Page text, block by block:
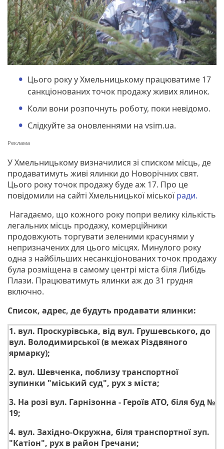
Цього року у Хмельницькому працюватиме 17
санкціонованих точок продажу живих ялинок.
Коли вони розпочнуть роботу, поки невідомо.
Слідкуйте за оновленнями на vsim.ua.
У Хмельницькому визначилися зі списком місць, де
продаватимуть живі ялинки до Новорічних свят.
Цього року точок продажу буде аж 17. Про це
повідомили на сайті Хмельницької міськоїради.
Нагадаємо, що кожного року попри велику кількість
легальних місць продажу, комерційники
продовжують торгувати зеленими красунями у
непризначених для цього місцях. Минулого року
одна з найбільших несанкціонованих точок продажу
була розміщена в самому центрі міста біля Либідь
Плази. Працюватимуть ялинки аж до 31 грудня
включно.
Список, адрес, де будуть продавати ялинки:
1. вул. Проскурівська, від вул. Грушевського, до
вул. Володимирської (в межах Різдвяного
ярмарку);
2. вул. Шевченка, поблизу транспортної
зупинки "міський суд", рух з міста;
3. На розі вул. Гарнізонна - Героїв АТО, біля буд №
19;
4. вул. Західно-Окружна, біля транспортної зуп.
"Катіон", рух в район Гречани;